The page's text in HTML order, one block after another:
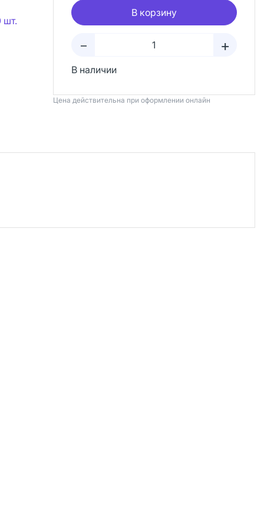
шт.
В корзину
– +
В наличии
Цена действительна при оформлении онлайн